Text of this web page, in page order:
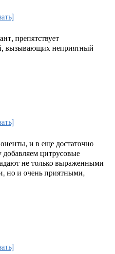
препятствует
вызывающих неприятный
и в еще достаточно
цитрусовые
не только выраженными
но и очень приятными,